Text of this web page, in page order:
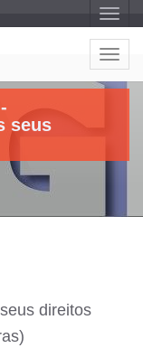
A
l
t
e
r
a
g
o
A
l
t
a
a
seus
direitos